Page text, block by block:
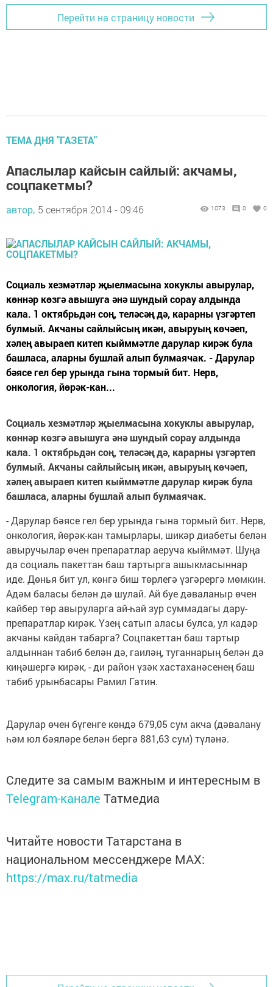
Перейти на страницу новости
ТЕМА ДНЯ "ГАЗЕТА"
Апаслылар кайсын сайлый: акчамы,
соцпакетмы?
автор, 5 сентября 2014 - 09:46 1073 0 0
Социаль хезмәтләр җыелмасына хокуклы авырулар,
көннәр көзгә авышуга әнә шундый сорау алдында
кала. 1 октябрьдән соң, теләсәң дә, карарны үзгәртеп
булмый. Акчаны сайлыйсың икән, авыруың көчәеп,
хәлең авыраеп китеп кыйммәтле дарулар кирәк була
башласа, аларны бушлай алып булмаячак. - Дарулар
бәясе гел бер урында гына тормый бит. Нерв,
онкология, йөрәк-кан...
Социаль хезмәтләр җыелмасына хокуклы авырулар,
көннәр көзгә авышуга әнә шундый сорау алдында
кала. 1 октябрьдән соң, теләсәң дә, карарны үзгәртеп
булмый. Акчаны сайлыйсың икән, авыруың көчәеп,
хәлең авыраеп китеп кыйммәтле дарулар кирәк була
башласа, аларны бушлай алып булмаячак.
- Дарулар бәясе гел бер урында гына тормый бит. Нерв,
онкология, йөрәк-кан тамырлары, шикәр диабеты белән
авыручылар өчен препаратлар аеруча кыйммәт. Шуңа
да социаль пакеттан баш тартырга ашыкмасыннар
иде. Дөнья бит ул, көнгә биш төрлегә үзгәрергә мөмкин.
Адәм баласы белән дә шулай. Ай буе дәваланыр өчен
кайбер төр авыруларга ай-һай зур суммадагы дару-
препаратлар кирәк. Үзең сатып аласы булса, ул кадәр
акчаны кайдан табарга? Соцпакеттан баш тартыр
алдыннан табиб белән дә, гаиләң, туганнарың белән дә
киңәшергә кирәк, - ди район үзәк хастаханәсенең баш
табиб урынбасары Рамил Гатин.
Дарулар өчен бүгенге көндә 679,05 сум акча (дәвалану
һәм юл бәяләре белән бергә 881,63 сум) түләнә.
Следите за самым важным и интересным в
Telegram-канале Татмедиа
Читайте новости Татарстана в
национальном мессенджере MАХ:
https://max.ru/tatmedia